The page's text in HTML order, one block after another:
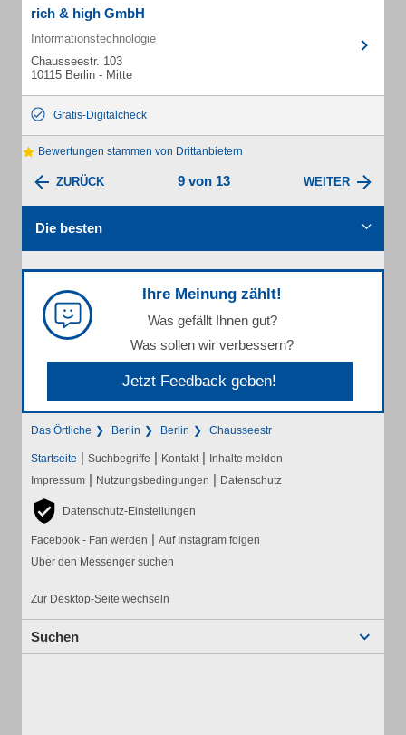
rich & high GmbH
Informationstechnologie
Chausseestr. 103
10115 Berlin - Mitte
Gratis-Digitalcheck
Bewertungen stammen von Drittanbietern
ZURÜCK 9 von 13 WEITER
Die besten
Ihre Meinung zählt!
Was gefällt Ihnen gut?
Was sollen wir verbessern?
Jetzt Feedback geben!
Das Örtliche Berlin Berlin Chausseestr
Startseite | Suchbegriffe | Kontakt | Inhalte melden
Impressum | Nutzungsbedingungen | Datenschutz
Datenschutz-Einstellungen
Facebook - Fan werden | Auf Instagram folgen
Über den Messenger suchen
Zur Desktop-Seite wechseln
Suchen